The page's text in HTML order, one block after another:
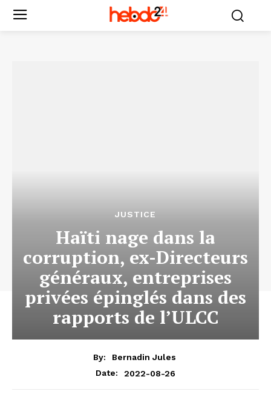
JUSTICE
Haïti nage dans la
corruption, ex-Directeurs
généraux, entreprises
privées épinglés dans des
rapports de l’ULCC
By:
Bernadin Jules
Date:
2022-08-26